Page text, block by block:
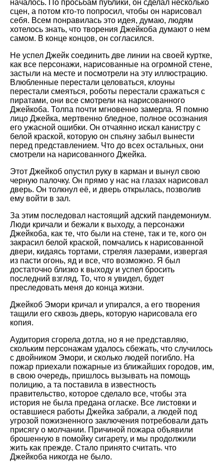
началось. По просьбам публики, он сделал несколько
сцен, а потом кто-то попросил, чтобы он нарисовал
себя. Всем понравилась это идея, думаю, людям
хотелось знать, что творения Джейкоба думают о нем
самом. В конце концов, он согласился.
Не успел Джейк соединить две линии на своей куртке,
как все персонажи, нарисованные на огромной стене,
застыли на месте и посмотрели на эту иллюстрацию.
Влюбленные перестали целоваться, клоуны
перестали смеяться, роботы перестали сражаться с
пиратами, они все смотрели на нарисованного
Джейкоба. Толпа почти мгновенно замерла. Я помню
лицо Джейка, мертвенно бледное, полное осознания
его ужасной ошибки. Он отчаянно искал канистру с
белой краской, которую он спьяну забыл вынести
перед представлением. Что до всех остальных, они
смотрели на нарисованного Джейка.
Этот Джейкоб опустил руку в карман и вынул свою
черную палочку. Он прямо у нас на глазах нарисовал
дверь. Он толкнул её, и дверь открылась, позволив
ему войти в зал.
За этим последовал настоящий адский пандемониум.
Люди кричали и бежали к выходу, а персонажи
Джейкоба, как те, что были на стене, так и те, кого он
закрасил белой краской, помчались к нарисованной
двери, кидаясь тортами, стреляя лазерами, извергая
из пасти огонь, яд и все, что возможно. Я был
достаточно близко к выходу и успел бросить
последний взгляд. То, что я увидел, будет
преследовать меня до конца жизни.
Джейкоб Эмори кричал и упирался, а его творения
тащили его сквозь дверь, которую нарисовала его
копия.
Аудитория сгорела дотла, но я не представляю,
скольким персонажам удалось сбежать, что случилось
с двойником Эмори, и сколько людей погибло. На
пожар приехали пожарные из ближайших городов, им,
в свою очередь, пришлось вызывать на помощь
полицию, а та поставила в известность
правительство, которое сделало все, чтобы эта
история не была предана огласке. Все листовки и
оставшиеся работы Джейка забрали, а людей под
угрозой пожизненного заключения потребовали дать
присягу о молчании. Причиной пожара объявили
брошенную в помойку сигарету, и мы продолжили
жить как прежде. Стало принято считать. что
Джейкоба никогда не было.